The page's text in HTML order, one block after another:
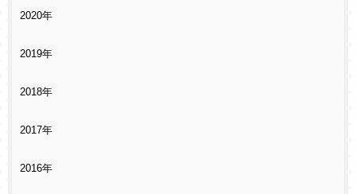
2020年
2019年
2018年
2017年
2016年